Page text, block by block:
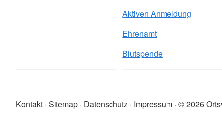
Aktiven Anmeldung
Ehrenamt
Blutspende
Kontakt Sitemap Datenschutz Impressum © 2026